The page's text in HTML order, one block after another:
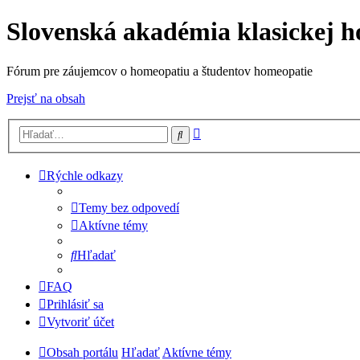
Slovenská akadémia klasickej
Fórum pre záujemcov o homeopatiu a študentov homeopatie
Prejsť na obsah
Hľadať
Rýchle odkazy
Temy bez odpovedí
Aktívne témy
Hľadať
FAQ
Prihlásiť sa
Vytvoriť účet
Obsah portálu HľadaťAktívne témy